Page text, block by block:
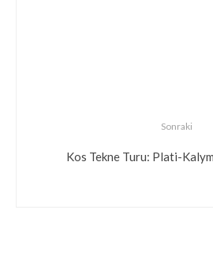
Sonraki
Kos Tekne Turu: Plati-